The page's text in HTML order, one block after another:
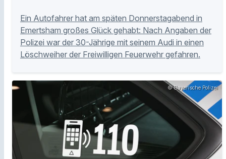
Ein Autofahrer hat am späten Donnerstagabend in
Emertsham großes Glück gehabt: Nach Angaben der
Polizei war der 30-Jährige mit seinem Audi in einen
Löschweiher der Freiwilligen Feuerwehr gefahren.
© Bayerische Polizei